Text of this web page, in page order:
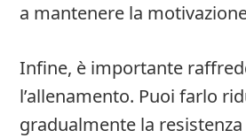
a mantenere la
Infine, è importante
l’allenamento. Puoi farlo
gradualmente la